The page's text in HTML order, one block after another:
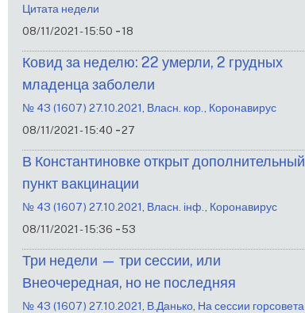
Цитата недели
08/11/2021 - 15:50 -18
Ковид за неделю: 22 умерли, 2 грудных
младенца заболели
№ 43 (1607) 27.10.2021 Власн. кор.
Коронавирус
08/11/2021 - 15:40 -27
В Константиновке открыт дополнительный
пункт вакцинации
№ 43 (1607) 27.10.2021 Власн. інф.
Коронавирус
08/11/2021 - 15:36 -53
Три недели — три сессии, или
Внеочередная, но не последняя
№ 43 (1607) 27.10.2021 В.Данько На сессии горсовета